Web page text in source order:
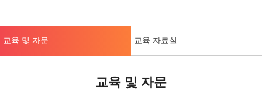
교육 및 자문 교육 자료실
교육 및 자문